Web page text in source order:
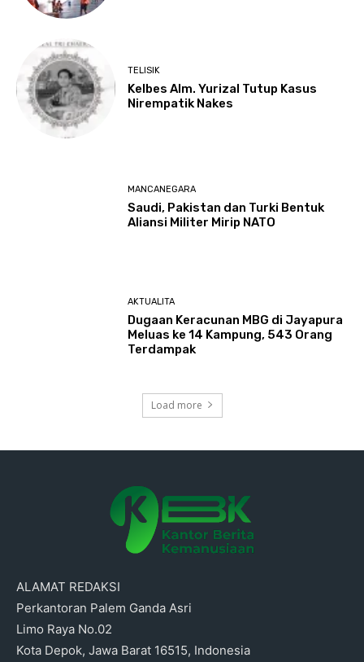
TELISIK
Kelbes Alm. Yurizal Tutup Kasus
Nirempatik Nakes
MANCANEGARA
Saudi, Pakistan dan Turki Bentuk
Aliansi Militer Mirip NATO
AKTUALITA
Dugaan Keracunan MBG di Jayapura
Meluas ke 14 Kampung, 543 Orang
Terdampak
Load more
ALAMAT REDAKSI
Perkantoran Palem Ganda Asri
Limo Raya No.02
Kota Depok, Jawa Barat 16515, Indonesia